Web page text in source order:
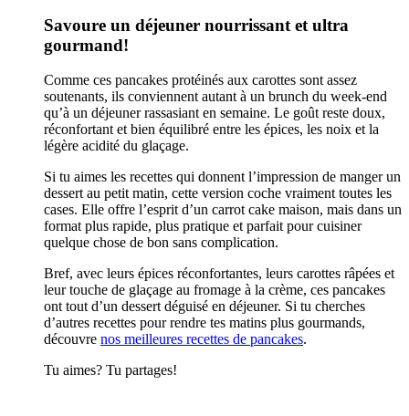
Savoure un déjeuner nourrissant et ultra
gourmand!
Comme ces pancakes protéinés aux carottes sont assez
soutenants, ils conviennent autant à un brunch du week-end
qu’à un déjeuner rassasiant en semaine. Le goût reste doux,
réconfortant et bien équilibré entre les épices, les noix et la
légère acidité du glaçage.
Si tu aimes les recettes qui donnent l’impression de manger un
dessert au petit matin, cette version coche vraiment toutes les
cases. Elle offre l’esprit d’un carrot cake maison, mais dans un
format plus rapide, plus pratique et parfait pour cuisiner
quelque chose de bon sans complication.
Bref, avec leurs épices réconfortantes, leurs carottes râpées et
leur touche de glaçage au fromage à la crème, ces pancakes
ont tout d’un dessert déguisé en déjeuner. Si tu cherches
d’autres recettes pour rendre tes matins plus gourmands,
découvre nos meilleures recettes de pancakes.
Tu aimes? Tu partages!